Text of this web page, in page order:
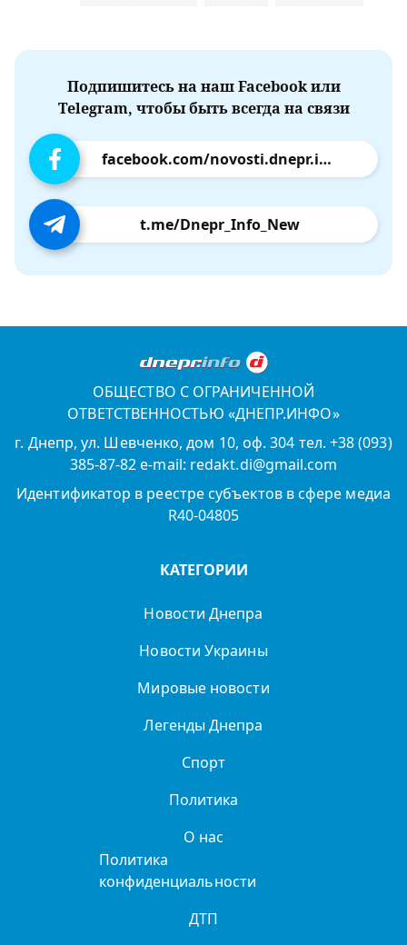
Подпишитесь на наш Facebook или
Telegram, чтобы быть всегда на связи
facebook.com/novosti.dnepr.info
t.me/Dnepr_Info_New
ОБЩЕСТВО С ОГРАНИЧЕННОЙ
ОТВЕТСТВЕННОСТЬЮ «ДНЕПР.ИНФО»
г. Днепр, ул. Шевченко, дом 10, оф. 304 тел. +38 (093)
385-87-82 e-mail: redakt.di@gmail.com
Идентификатор в реестре субъектов в сфере медиа
R40-04805
КАТЕГОРИИ
Новости Днепра
Новости Украины
Мировые новости
Легенды Днепра
Спорт
Политика
О нас
Политика
конфиденциальности
ДТП